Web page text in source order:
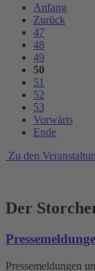
Anfang
Zurück
47
48
49
50
51
52
53
Vorwärts
Ende
Zu den
Der
Pressemeldungen